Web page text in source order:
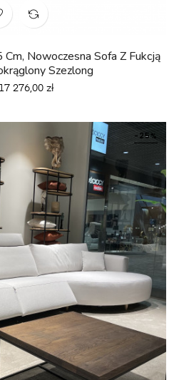
Nowoczesna Sofa Z Fukcją
Szezlong
Cena
17 276,00 zł
-25%